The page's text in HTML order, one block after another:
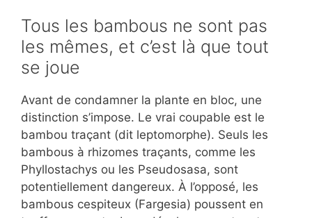
Tous les bambous ne sont pas
les mêmes, et c’est là que tout
se joue
Avant de condamner la plante en bloc, une
distinction s’impose. Le vrai coupable est le
bambou traçant (dit leptomorphe). Seuls les
bambous à rhizomes traçants, comme les
Phyllostachys ou les Pseudosasa, sont
potentiellement dangereux. À l’opposé, les
bambous cespiteux (Fargesia) poussent en